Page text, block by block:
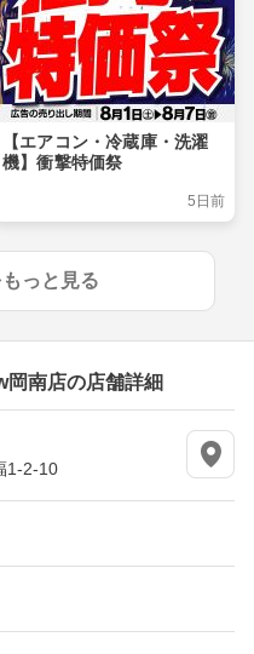
【エアコン・冷蔵庫・洗濯
機】衝撃特価祭
5日前
っと見る
岡南店の店舗詳細
1-2-10